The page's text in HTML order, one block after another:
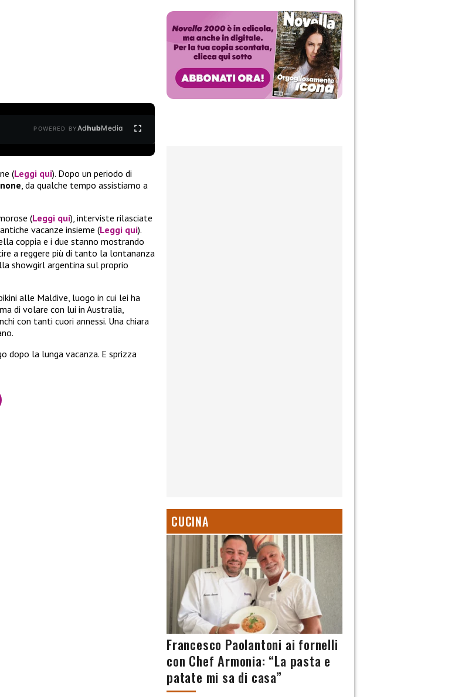
POWERED BYAdhubMedia
(Leggi qui). Dopo un periodo di
, da qualche tempo assistiamo a
(Leggi qui), interviste rilasciate
vacanze insieme (Leggi qui).
coppia e i due stanno mostrando
a reggere più di tanto la lontananza
showgirl argentina sul proprio
alle Maldive, luogo in cui lei ha
di volare con lui in Australia,
con tanti cuori annessi. Una chiara
la lunga vacanza. E sprizza
CUCINA
Francesco Paolantoni ai fornelli
con Chef Armonia: “La pasta e
patate mi sa di casa”